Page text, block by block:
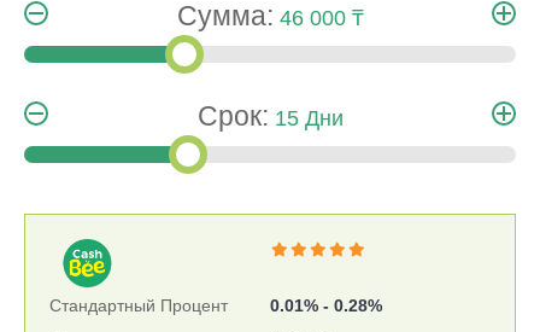
Сумма: 46 000 ₸
Срок: 15 Дни
Стандартный Процент
0.01% - 0.28%